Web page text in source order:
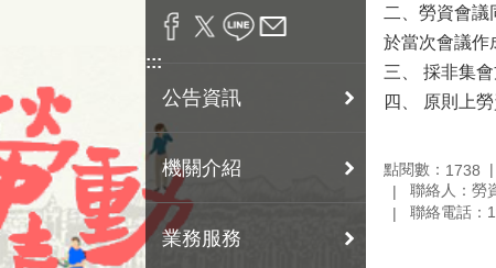
:::
公告資訊
機關介紹
業務服務
二、勞資會議
於當次會議作
三、 採非集
四、 原則上
點閱數： 1738
聯絡人：勞
聯絡電話：